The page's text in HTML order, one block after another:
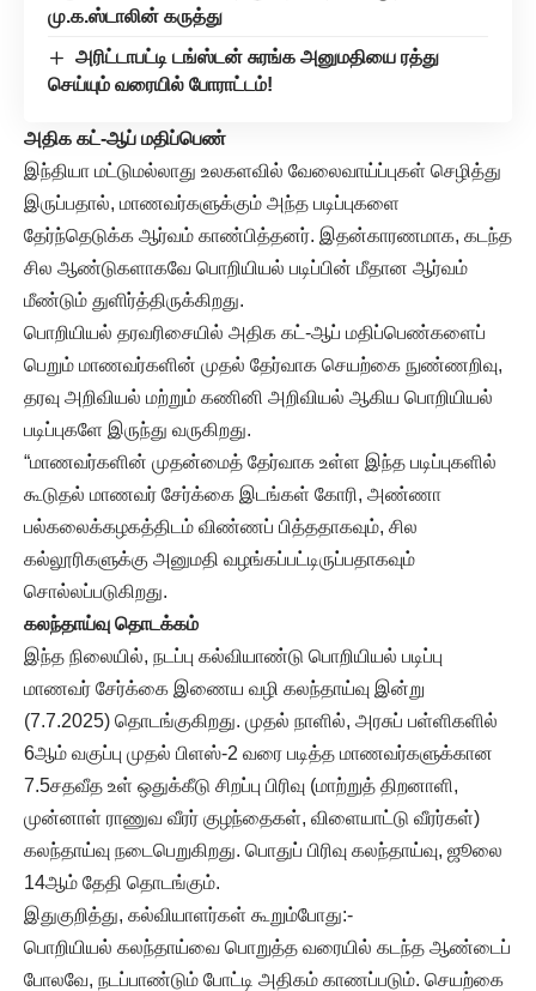
மு.க.ஸ்டாலின் கருத்து
அரிட்டாபட்டி டங்ஸ்டன் சுரங்க அனுமதியை ரத்து
செய்யும் வரையில் போராட்டம்!
அதிக கட்-ஆப் மதிப்பெண்
இந்தியா மட்டுமல்லாது உலகளவில் வேலைவாய்ப்புகள் செழித்து
இருப்பதால், மாணவர்களுக்கும் அந்த படிப்புகளை
தேர்ந்தெடுக்க ஆர்வம் காண்பித்தனர். இதன்காரணமாக, கடந்த
சில ஆண்டுகளாகவே பொறியியல் படிப்பின் மீதான ஆர்வம்
மீண்டும் துளிர்த்திருக்கிறது.
பொறியியல் தரவரிசையில் அதிக கட்-ஆப் மதிப்பெண்களைப்
பெறும் மாணவர்களின் முதல் தேர்வாக செயற்கை நுண்ணறிவு,
தரவு அறிவியல் மற்றும் கணினி அறிவியல் ஆகிய பொறியியல்
படிப்புகளே இருந்து வருகிறது.
“மாணவர்களின் முதன்மைத் தேர்வாக உள்ள இந்த படிப்புகளில்
கூடுதல் மாணவர் சேர்க்கை இடங்கள் கோரி, அண்ணா
பல்கலைக்கழகத்திடம் விண்ணப் பித்ததாகவும், சில
கல்லூரிகளுக்கு அனுமதி வழங்கப்பட்டிருப்பதாகவும்
சொல்லப்படுகிறது.
கலந்தாய்வு தொடக்கம்
இந்த நிலையில், நடப்பு கல்வியாண்டு பொறியியல் படிப்பு
மாணவர் சேர்க்கை இணைய வழி கலந்தாய்வு இன்று
(7.7.2025) தொடங்குகிறது. முதல் நாளில், அரசுப் பள்ளிகளில்
6ஆம் வகுப்பு முதல் பிளஸ்-2 வரை படித்த மாணவர்களுக்கான
7.5சதவீத உள் ஒதுக்கீடு சிறப்பு பிரிவு (மாற்றுத் திறனாளி,
முன்னாள் ராணுவ வீரர் குழந்தைகள், விளையாட்டு வீரர்கள்)
கலந்தாய்வு நடைபெறுகிறது. பொதுப் பிரிவு கலந்தாய்வு, ஜூலை
14ஆம் தேதி தொடங்கும்.
இதுகுறித்து, கல்வியாளர்கள் கூறும்போது:-
பொறியியல் கலந்தாய்வை பொறுத்த வரையில் கடந்த ஆண்டைப்
போலவே, நடப்பாண்டும் போட்டி அதிகம் காணப்படும். செயற்கை